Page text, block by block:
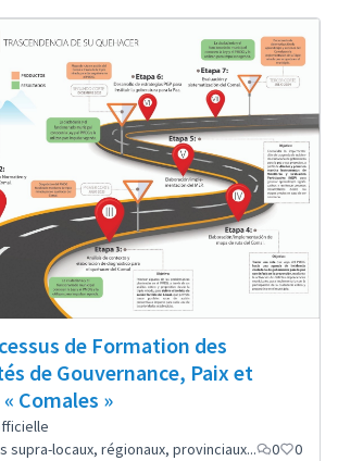
de Formation des
de Gouvernance, Paix et
Comales »
supra-locaux, régionaux, provinciaux...
0 0